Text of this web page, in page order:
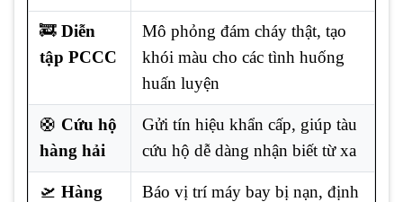
🚒 Diễn
tập PCCC
Mô phỏng đám cháy thật, tạo
khói màu cho các tình huống
huấn luyện
🛟 Cứu hộ
hàng hải
Gửi tín hiệu khẩn cấp, giúp tàu
cứu hộ dễ dàng nhận biết từ xa
🛫 Hàng
Báo vị trí máy bay bị nạn, định